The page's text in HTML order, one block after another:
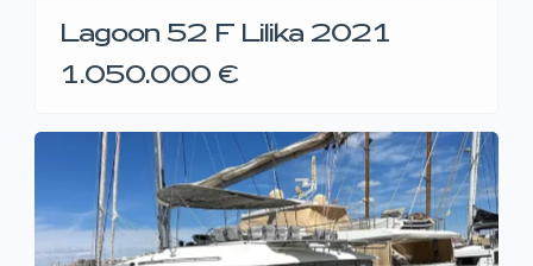
Lagoon 52 F Lilika 2021
1.050.000 €